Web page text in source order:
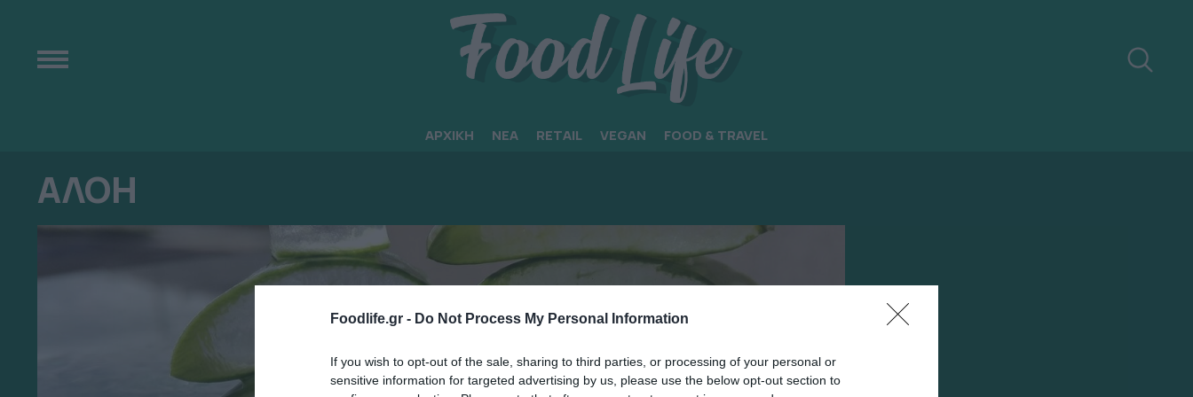
Foodlife.gr - Do Not Process My Personal Information
If you wish to opt-out of the sale, sharing to third parties, or processing of your personal or
sensitive information for targeted advertising by us, please use the below opt-out section to
ΑΡΧΙΚΗ ΝΕΑ RETAIL VEGAN FOOD & TRAVEL
ΑΛΟΗ